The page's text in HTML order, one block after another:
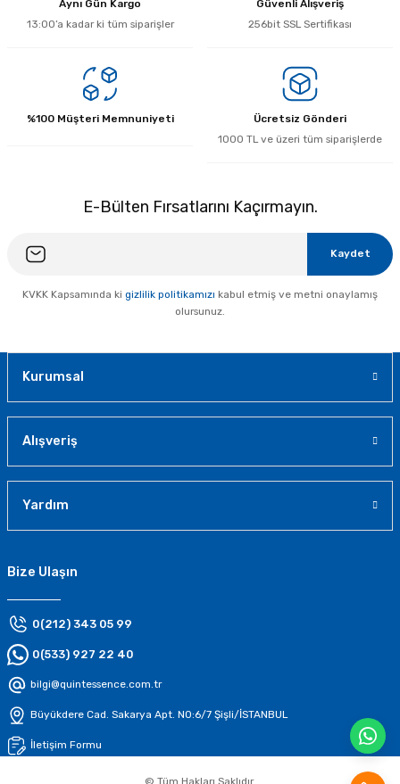
Aynı Gün Kargo
13:00’a kadar ki tüm siparişler
Güvenli Alışveriş
256bit SSL Sertifikası
%100 Müşteri Memnuniyeti
Ücretsiz Gönderi
1000 TL ve üzeri tüm siparişlerde
E-Bülten Fırsatlarını Kaçırmayın.
Kaydet
KVKK Kapsamında ki gizlilik politikamızı kabul etmiş ve metni onaylamış
olursunuz.
Kurumsal
Alışveriş
Yardım
Bize Ulaşın
0(212) 343 05 99
0(533) 927 22 40
bilgi@quintessence.com.tr
Büyükdere Cad. Sakarya Apt. N0:6/7 Şişli/İSTANBUL
İletişim Formu
© Tüm Hakları Saklıdır.